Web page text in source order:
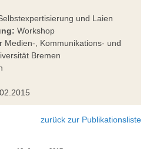
und Laien
Workshop
Medien-, Kommunikations- und
Bremen
zurück zur Publikationsliste